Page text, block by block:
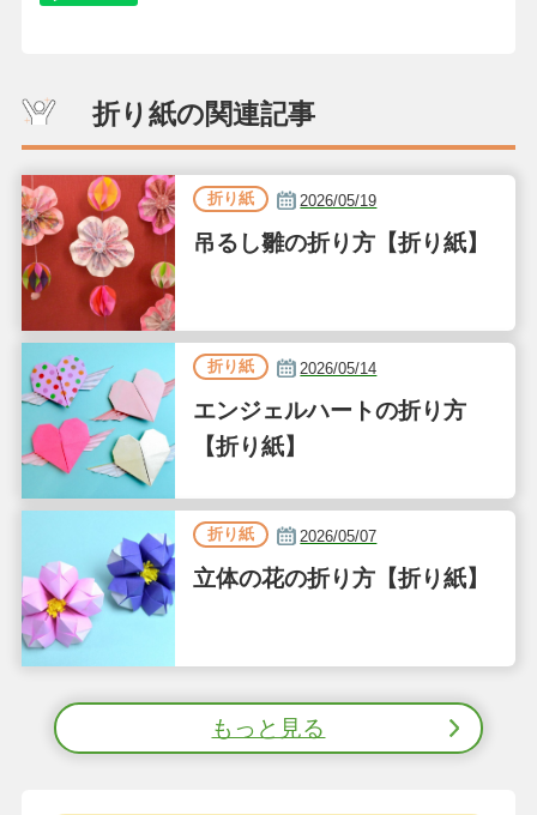
折り紙の関連記事
折り紙 2026/05/19
吊るし雛の折り方【折り紙】
折り紙 2026/05/14
エンジェルハートの折り方
【折り紙】
折り紙 2026/05/07
立体の花の折り方【折り紙】
もっと見る